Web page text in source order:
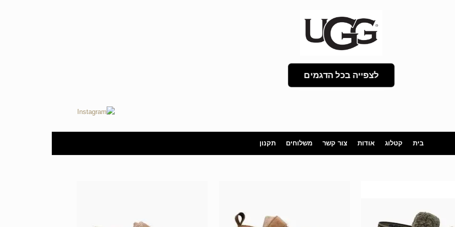
לצפייה בכל הדגמים
בית קטלוג אודות צור קשר משלוחים תקנון